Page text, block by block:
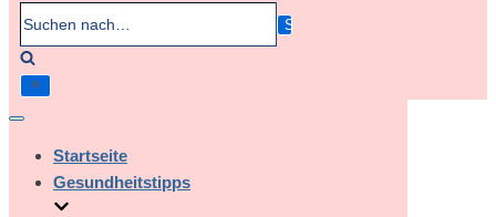
Navigation
Startseite
Gesundheitstipps